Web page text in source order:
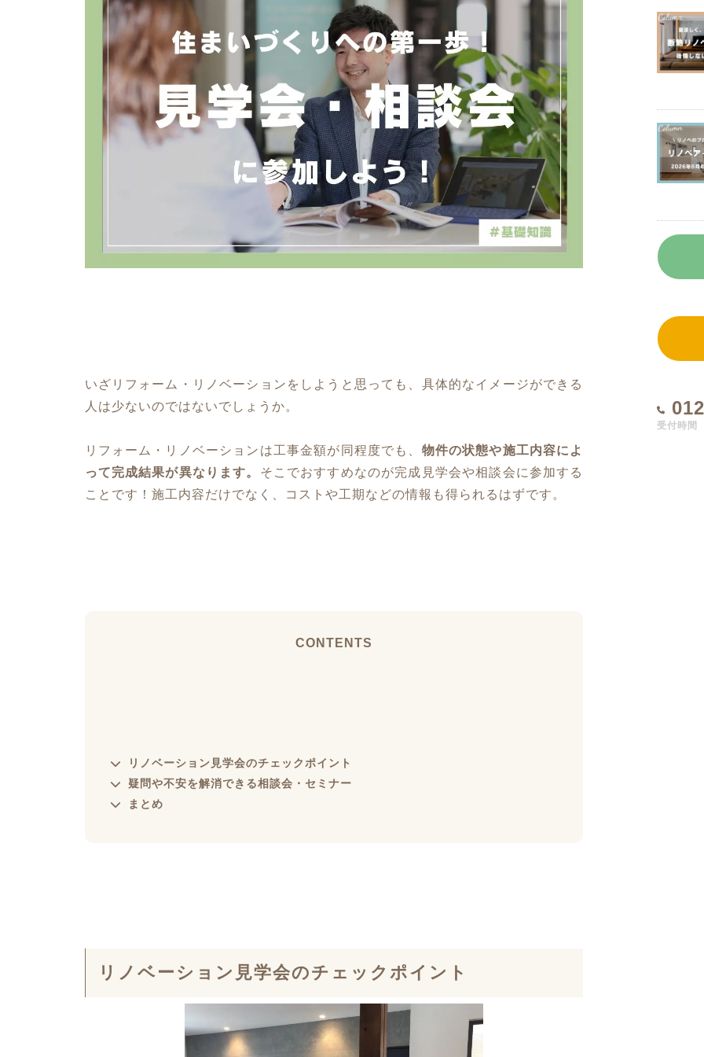
いざリフォーム・リノベーションをしようと思っても、具体的なイメージができる
人は少ないのではないでしょうか。
リフォーム・リノベーションは工事金額が同程度でも、 物件の状態や施工内容によ
って完成結果が異なります。 そこでおすすめなのが完成見学会や相談会に参加する
ことです！施工内容だけでなく、コストや工期などの情報も得られるはずです。
CONTENTS
リノベーション見学会のチェックポイント
疑問や不安を解消できる相談会・セミナー
まとめ
リノベーション見学会のチェックポイント
受付時